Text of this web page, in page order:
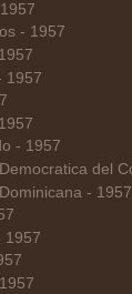
- 1957
1957
- 1957
del
- 1957
1957